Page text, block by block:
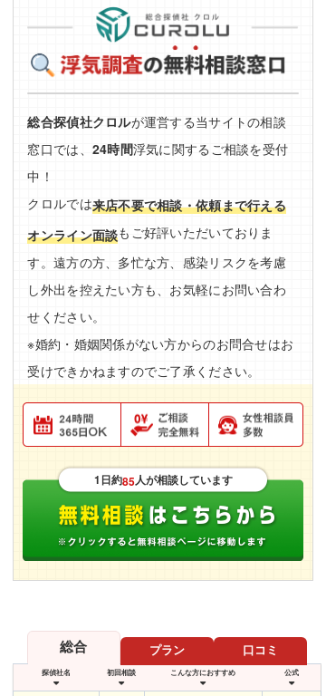
総合探偵社クロルが運営する当サイトの相談
窓口では、 24時間浮気に関するご相談を受付
中！
クロルでは来店不要で相談・依頼まで行える
オンライン面談もご好評いただいておりま
す。遠方の方、多忙な方、感染リスクを考慮
し外出を控えたい方も、お気軽にお問い合わ
せください。
※婚約・婚姻関係がない方からのお問合せはお
受けできかねますのでご了承ください。
1日約85人が相談しています
総合 プラン 口コミ
探偵社名 初回相談 こんな方におすすめ 公式